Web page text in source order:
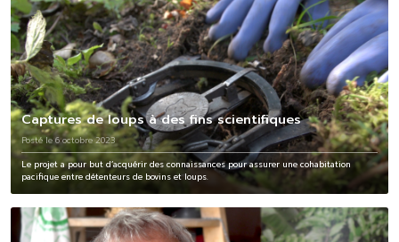
Captures de loups à des fins scientifiques
Posté le 6 octobre 2023
Le projet a pour but d’acquérir des connaissances pour assurer une cohabitation
pacifique entre détenteurs de bovins et loups.